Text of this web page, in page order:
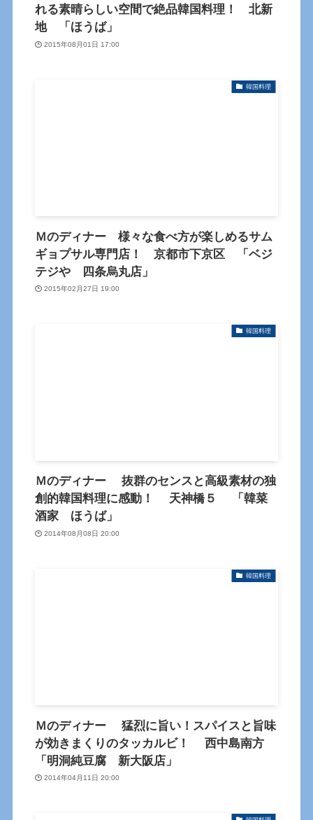
れる素晴らしい空間で絶品韓国料理！ 北新
地 「ほうば」
2015年08月01日 17:00
韓国料理
Ｍのディナー 様々な食べ方が楽しめるサム
ギョプサル専門店！ 京都市下京区 「ベジ
テジや 四条烏丸店」
2015年02月27日 19:00
韓国料理
Ｍのディナー 抜群のセンスと高級素材の独
創的韓国料理に感動！ 天神橋５ 「韓菜
酒家 ほうば」
2014年08月08日 20:00
韓国料理
Ｍのディナー 猛烈に旨い！スパイスと旨味
が効きまくりのタッカルビ！ 西中島南方
「明洞純豆腐 新大阪店」
2014年04月11日 20:00